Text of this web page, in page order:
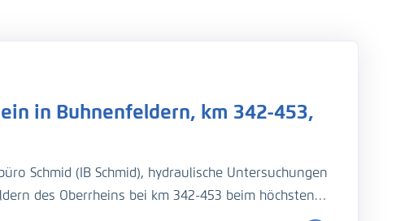
in Buhnenfeldern, km 342-453,
Schmid (IB Schmid), hydraulische Untersuchungen
des Oberrheins bei km 342-453 beim höchsten